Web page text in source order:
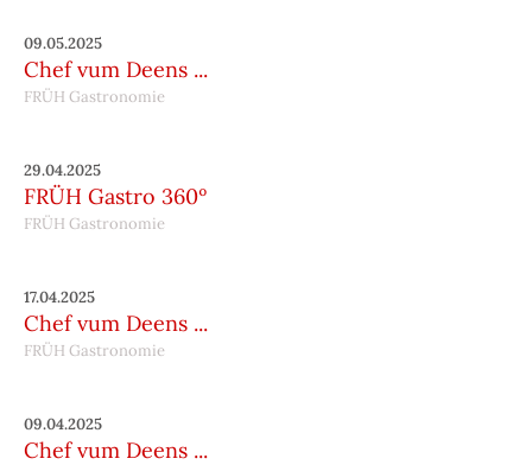
09.05.2025
Chef vum Deens ...
FRÜH Gastronomie
29.04.2025
FRÜH Gastro 360º
FRÜH Gastronomie
17.04.2025
Chef vum Deens ...
FRÜH Gastronomie
09.04.2025
Chef vum Deens ...